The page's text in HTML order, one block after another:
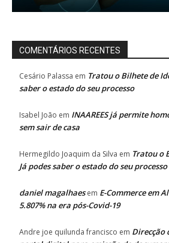
COMENTÁRIOS RECENTES
Cesário Palassa em Tratou o Bilhete de
saber o estado do seu processo
Isabel João em INAAREES já permite
sem sair de casa
Hermegildo Joaquim da Silva em Tratou o
Já podes saber o estado do seu processo
daniel magalhaesem E-Commerce em
5.807% na era pós-Covid-19
Andre joe quilunda francisco em Direcção